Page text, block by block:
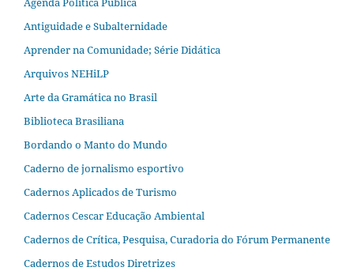
Antiguidade e Subalternidade
Aprender na Comunidade; Série Didática
Arquivos NEHiLP
Arte da Gramática no Brasil
Biblioteca Brasiliana
Bordando o Manto do Mundo
Caderno de jornalismo esportivo
Cadernos Aplicados de Turismo
Cadernos Cescar Educação Ambiental
Cadernos de Crítica, Pesquisa, Curadoria do Fórum Permanente
Cadernos de Estudos Diretrizes